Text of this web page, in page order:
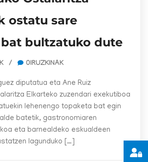
ostatu sare
bultzatuko dute
/ 0IRUZKINAK
diputatua eta Ane Ruiz
Elkarteko zuzendari exekutiboa
lehenengo topaketa bat egin
batetik, gastronomiaren
eta barnealdeko eskualdeen
lagunduko […]